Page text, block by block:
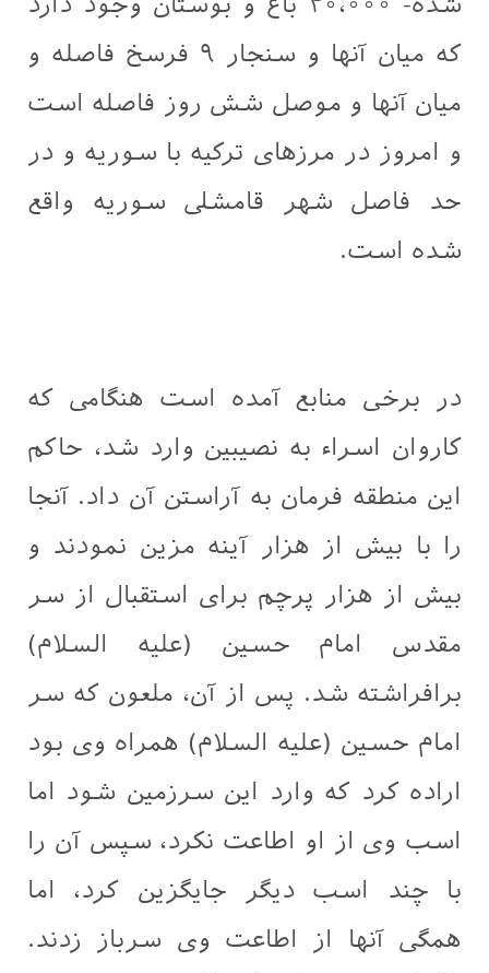
که میان آنها و سنجار ۹ فرسخ فاصله و
میان آنها و موصل شش روز فاصله است
و امروز در مرزهای ترکیه با سوریه و در
حد فاصل شهر قامشلی سوریه واقع
شده است.
در برخی منابع آمده است هنگامی که
کاروان اسراء به نصیبین وارد شد، حاکم
این منطقه فرمان به آراستن آن داد. آنجا
را با بیش از هزار آینه مزین نمودند و
بیش از هزار پرچم برای استقبال از سر
مقدس امام حسین (علیه السلام)
برافراشته شد. پس از آن، ملعون که سر
امام حسین (علیه السلام) همراه وی بود
اراده کرد که وارد این سرزمین شود اما
اسب وی از او اطاعت نکرد، سپس آن را
با چند اسب دیگر جایگزین کرد، اما
همگی آنها از اطاعت وی سرباز زدند.